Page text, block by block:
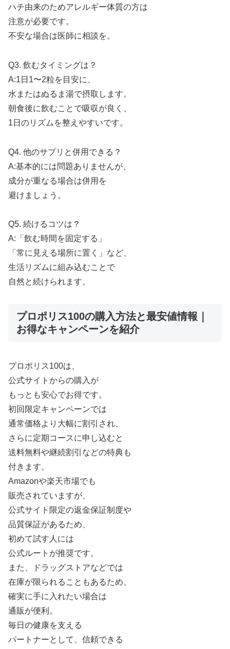
ハチ由来のためアレルギー体質の方は
注意が必要です。
不安な場合は医師に相談を。
Q3. 飲むタイミングは？
A:1日1〜2粒を目安に、
水またはぬるま湯で摂取します。
朝食後に飲むことで吸収が良く、
1日のリズムを整えやすいです。
Q4. 他のサプリと併用できる？
A:基本的には問題ありませんが、
成分が重なる場合は併用を
避けましょう。
Q5. 続けるコツは？
A:「飲む時間を固定する」
「常に見える場所に置く」など、
生活リズムに組み込むことで
自然と続けられます。
プロポリス100の購入方法と最安値情報｜
お得なキャンペーンを紹介
プロポリス100は、
公式サイトからの購入が
もっとも安心でお得です。
初回限定キャンペーンでは
通常価格より大幅に割引され、
さらに定期コースに申し込むと
送料無料や継続割引などの特典も
付きます。
Amazonや楽天市場でも
販売されていますが、
公式サイト限定の返金保証制度や
品質保証があるため、
初めて試す人には
公式ルートが推奨です。
また、ドラッグストアなどでは
在庫が限られることもあるため、
確実に手に入れたい場合は
通販が便利。
毎日の健康を支える
パートナーとして、信頼できる